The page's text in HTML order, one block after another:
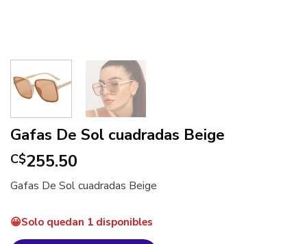
Gafas De Sol cuadradas Beige
C$255.50
Gafas De Sol cuadradas Beige
Solo quedan 1 disponibles